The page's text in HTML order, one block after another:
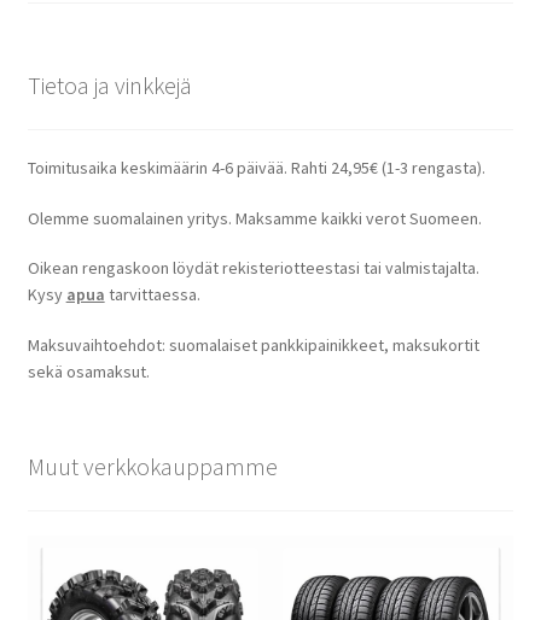
Tietoa ja vinkkejä
Toimitusaika keskimäärin 4-6 päivää. Rahti 24,95€ (1-3 rengasta).
Olemme suomalainen yritys. Maksamme kaikki verot Suomeen.
Oikean rengaskoon löydät rekisteriotteestasi tai valmistajalta.
Kysy apua tarvittaessa.
Maksuvaihtoehdot: suomalaiset pankkipainikkeet, maksukortit
sekä osamaksut.
Muut verkkokauppamme